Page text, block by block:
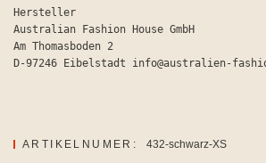
Hersteller
Australian Fashion House GmbH
Am Thomasboden 2
D-97246 Eibelstadt info@australien-
ARTIKELNUMER: 432-schwarz-XS